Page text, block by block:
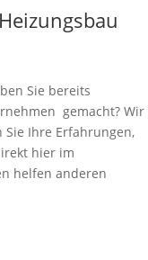
Sie bereits
gemacht? Wir
Ihre Erfahrungen,
hier im
helfen anderen